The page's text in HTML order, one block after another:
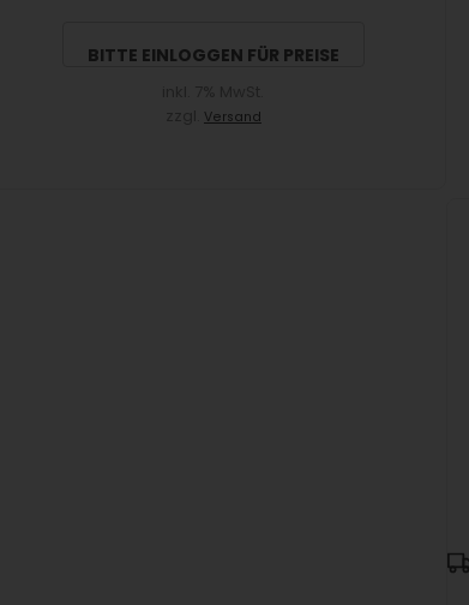
BITTE EINLOGGEN FÜR PREISE
Versand